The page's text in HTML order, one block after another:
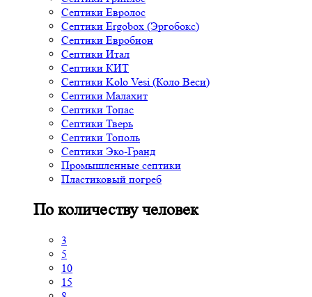
Септики Евролос
Септики Ergobox (Эргобокс)
Септики Евробион
Септики Итал
Септики КИТ
Септики Kolo Vesi (Коло Веси)
Септики Малахит
Септики Топас
Септики Тверь
Септики Тополь
Септики Эко-Гранд
Промышленные септики
Пластиковый погреб
По количеству человек
3
5
10
15